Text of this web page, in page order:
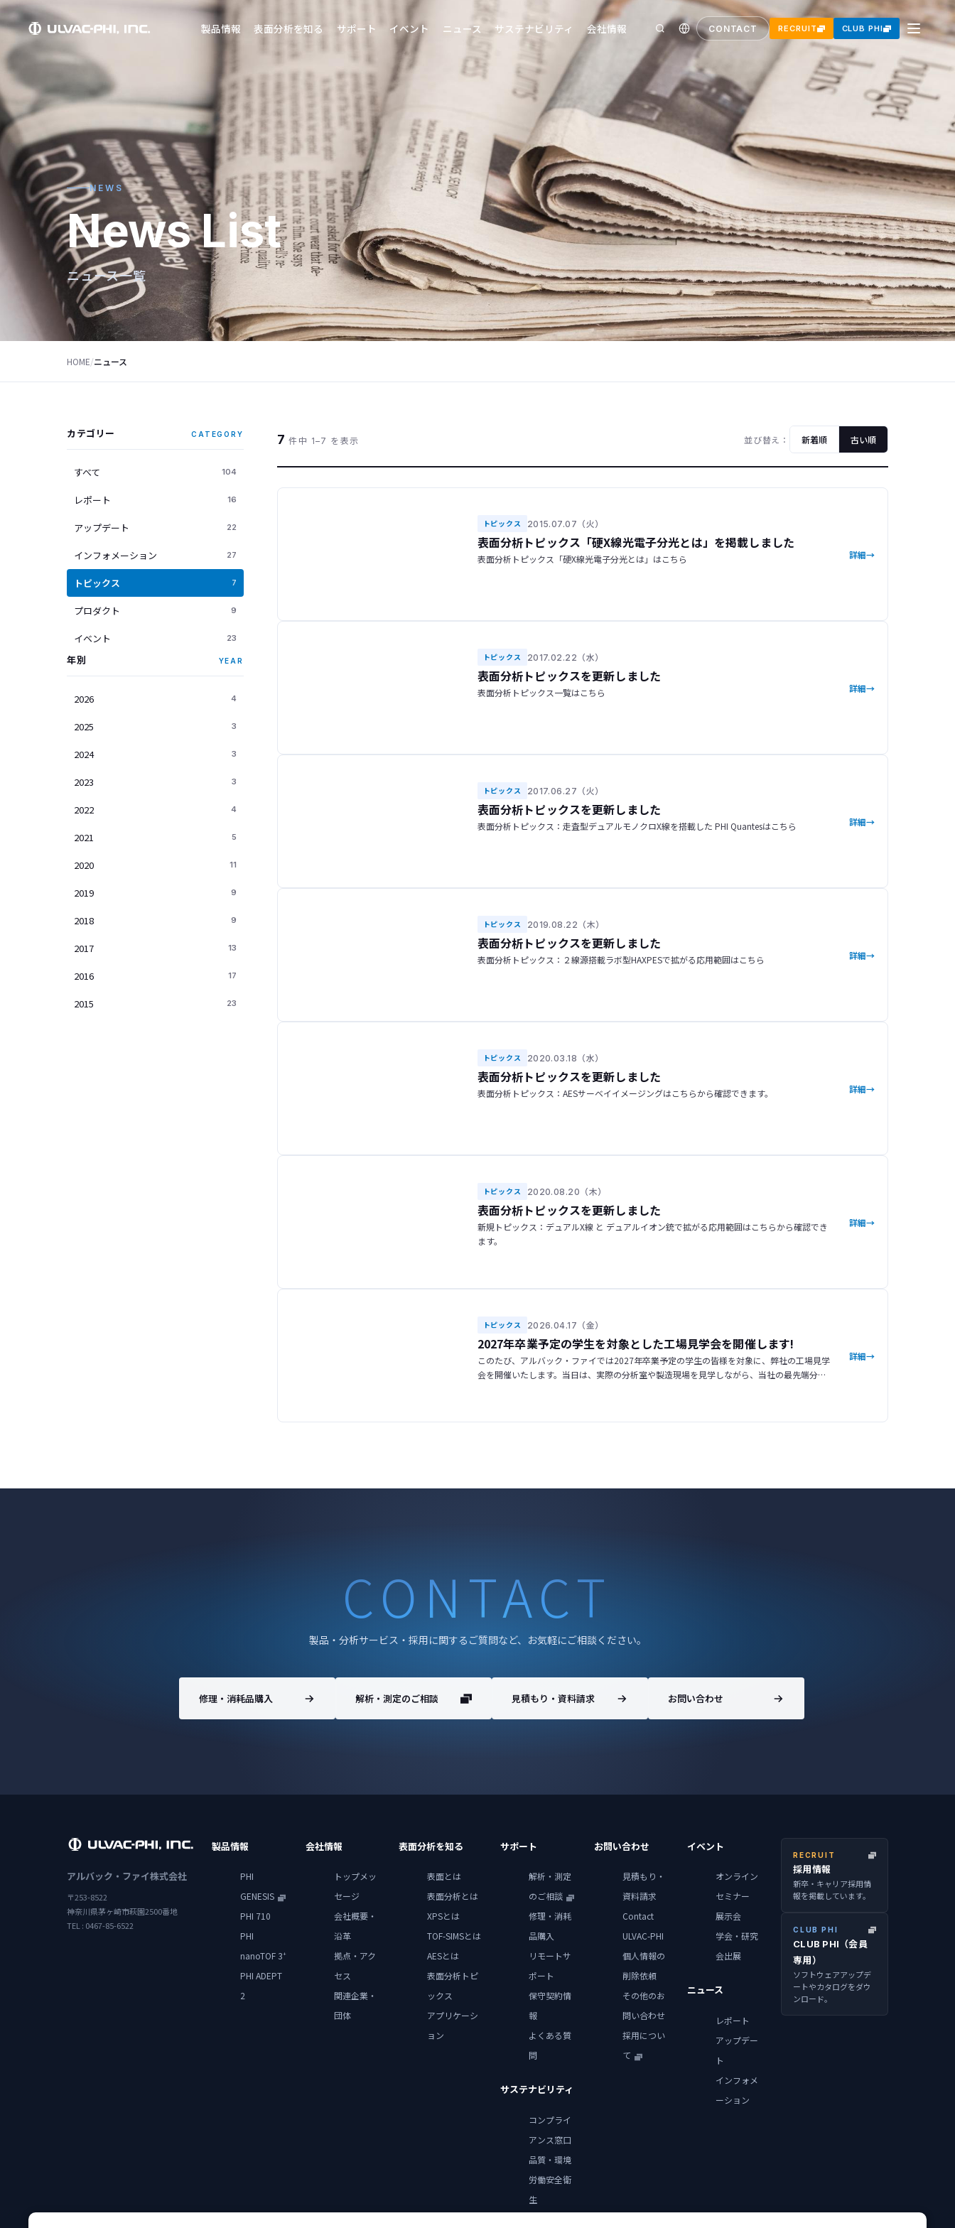
製品情報 表面分析を知る サポート イベント ニュース サステナビリティ 会社情報 CONTACT RECRUIT CLUB PHI
NEWS
News List
ニュース一覧
HOME/ニュース
カテゴリー CATEGORY
すべて 104
レポート 16
アップデート 22
インフォメーション 27
トピックス 7
プロダクト 9
イベント 23
年別 YEAR
2026 4
2025 3
2024 3
2023 3
2022 4
2021 5
2020 11
2019 9
2018 9
2017 13
2016 17
2015 23
7 件中 1–7 を表示 並び替え： 新着順 古い順
トピックス 2015.07.07（火）
表面分析トピックス「硬X線光電子分光とは」を掲載しました
表面分析トピックス「硬X線光電子分光とは」はこちら 詳細
トピックス 2017.02.22（水）
表面分析トピックスを更新しました
表面分析トピックス一覧はこちら 詳細
トピックス 2017.06.27（火）
表面分析トピックスを更新しました
表面分析トピックス：走査型デュアルモノクロX線を搭載した PHI Quantesはこちら 詳細
トピックス 2019.08.22（木）
表面分析トピックスを更新しました
表面分析トピックス：２線源搭載ラボ型HAXPESで拡がる応用範囲はこちら 詳細
トピックス 2020.03.18（水）
表面分析トピックスを更新しました
表面分析トピックス：AESサーベイイメージングはこちらから確認できます。 詳細
トピックス 2020.08.20（木）
表面分析トピックスを更新しました
新規トピックス：デュアルX線 と デュアルイオン銃で拡がる応用範囲はこちらから確認でき
ます。
詳細
トピックス 2026.04.17（金）
2027年卒業予定の学生を対象とした工場見学会を開催します!
このたび、アルバック・ファイでは2027年卒業予定の学生の皆様を対象に、弊社の工場見学
会を開催いたします。当日は、実際の分析室や製造現場を見学しながら、当社の最先端分析
詳細
CONTACT
製品・分析サービス・採用に関するご質問など、お気軽にご相談ください。
修理・消耗品購入 解析・測定のご相談 見積もり・資料請求 お問い合わせ
アルバック・ファイ株式会社
〒253-8522
神奈川県茅ヶ崎市萩園2500番地
TEL : 0467-85-6522
製品情報
PHI
GENESIS
PHI 710
PHI
nanoTOF 3+
PHI ADEPT
2
会社情報
トップメッ
セージ
会社概要・
沿革
拠点・アク
セス
関連企業・
団体
表面分析を知る
表面とは
表面分析とは
XPSとは
TOF-SIMSとは
AESとは
表面分析トピ
ックス
アプリケーシ
ョン
サポート
解析・測定
のご相談
修理・消耗
品購入
リモートサ
ポート
保守契約情
報
よくある質
問
サステナビリティ
コンプライ
アンス窓口
品質・環境
労働安全衛
生
お問い合わせ
見積もり・
資料請求
Contact
ULVAC-PHI
個人情報の
削除依頼
その他のお
問い合わせ
採用につい
て
イベント
オンライン
セミナー
展示会
学会・研究
会出展
ニュース
レポート
アップデー
ト
インフォメ
ーション
RECRUIT
採用情報
新卒・キャリア採用情
報を掲載しています。
CLUB PHI
CLUB PHI（会員
専用）
ソフトウェアアップデ
ートやカタログをダウ
ンロード。